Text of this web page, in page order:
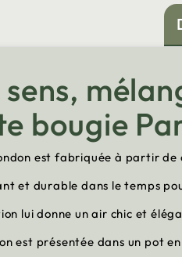
sens,
bougie
est fabriquée à partir de
et durable dans le temps
lui donne un air chic et
est présentée dans un pot